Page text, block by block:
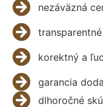
nezáväzná
korektný a
garancia
dlhoročné